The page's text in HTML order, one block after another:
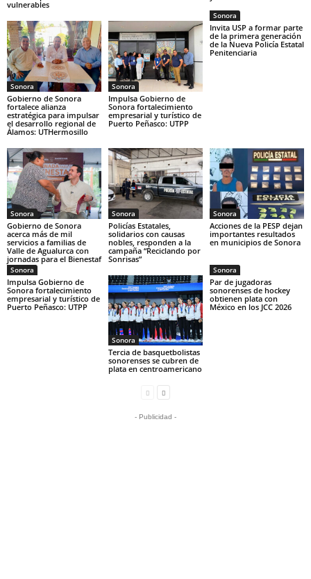
vulnerables
Sonora
Gobierno de Sonora
fortalece alianza
estratégica para impulsar
el desarrollo regional de
Álamos: UTHermosillo
Sonora
Impulsa Gobierno de
Sonora fortalecimiento
empresarial y turístico de
Puerto Peñasco: UTPP
Sonora
Invita USP a formar parte
de la primera generación
de la Nueva Policía Estatal
Penitenciaria
Sonora
Gobierno de Sonora
acerca más de mil
servicios a familias de
Valle de Agualurca con
jornadas para el Bienestaf
Sonora
Policías Estatales,
solidarios con causas
nobles, responden a la
campaña “Reciclando por
Sonrisas”
Sonora
Acciones de la PESP dejan
importantes resultados
en municipios de Sonora
Sonora
Impulsa Gobierno de
Sonora fortalecimiento
empresarial y turístico de
Puerto Peñasco: UTPP
Sonora
Tercia de basquetbolistas
sonorenses se cubren de
plata en centroamericano
Sonora
Par de jugadoras
sonorenses de hockey
obtienen plata con
México en los JCC 2026
- Publicidad -